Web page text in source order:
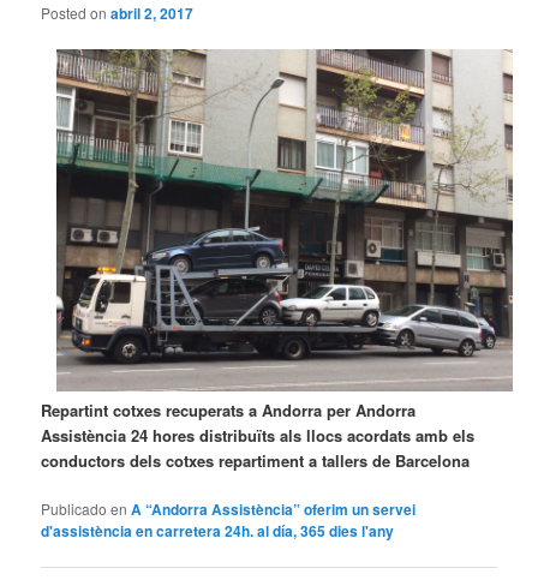
Posted onabril 2, 2017
Repartint cotxes recuperats a Andorra per Andorra
Assistència 24 hores distribuïts als llocs acordats amb els
conductors dels cotxes repartiment a tallers de Barcelona
Publicado en A “Andorra Assistència” oferim un servei
d'assistència en carretera 24h. al día, 365 dies l'any